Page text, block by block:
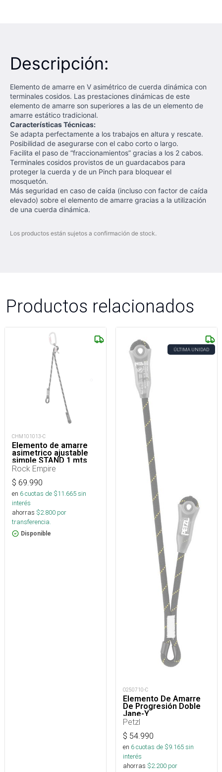
Descripción:
Elemento de amarre en V asimétrico de cuerda dinámica con
terminales cosidos. Las prestaciones dinámicas de este
elemento de amarre son superiores a las de un elemento de
amarre estático tradicional.
CaracterísticasTécnicas:
Se adapta perfectamente a los trabajos en altura y rescate.
Posibilidad de asegurarse con el cabo corto o largo.
Facilita el paso de “fraccionamientos” gracias a los 2 cabos.
Terminales cosidos provistos de un guardacabos para
proteger la cuerda y de un Pinch para bloquear el
mosquetón.
Más seguridad en caso de caída (incluso con factor de caída
elevado) sobre el elemento de amarre gracias a la utilización
de una cuerda dinámica.
Los productos están sujetos a confirmación de stock.
Productos relacionados
CHM101013-C
Elemento de amarre
asimetrico ajustable
simple STAND 1 mts
Rock Empire
$ 69.990
en 6cuotas de $11.665sin
interés
ahorras $2.800 por
transferencia.
Disponible
ÚLTIMA UNIDAD
O250710-C
Elemento De Amarre
De Progresión Doble
Jane-Y
Petzl
$ 54.990
en 6cuotas de $9.165sin
interés
ahorras $2.200 por